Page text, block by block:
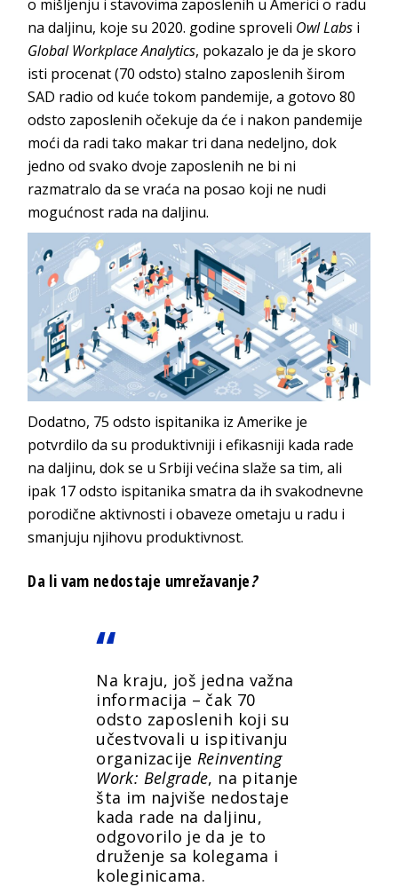
o mišljenju i stavovima zaposlenih u Americi o radu
na daljinu, koje su 2020. godine sproveli Owl Labs i
Global Workplace Analytics, pokazalo je da je skoro
isti procenat (70 odsto) stalno zaposlenih širom
SAD radio od kuće tokom pandemije, a gotovo 80
odsto zaposlenih očekuje da će i nakon pandemije
moći da radi tako makar tri dana nedeljno, dok
jedno od svako dvoje zaposlenih ne bi ni
razmatralo da se vraća na posao koji ne nudi
mogućnost rada na daljinu.
Dodatno, 75 odsto ispitanika iz Amerike je
potvrdilo da su produktivniji i efikasniji kada rade
na daljinu, dok se u Srbiji većina slaže sa tim, ali
ipak 17 odsto ispitanika smatra da ih svakodnevne
porodične aktivnosti i obaveze ometaju u radu i
smanjuju njihovu produktivnost.
Da li vam nedostaje umrežavanje?
Na kraju, još jedna važna
informacija – čak 70
odsto zaposlenih koji su
učestvovali u ispitivanju
organizacije Reinventing
Work: Belgrade, na pitanje
šta im najviše nedostaje
kada rade na daljinu,
odgovorilo je da je to
druženje sa kolegama i
koleginicama.